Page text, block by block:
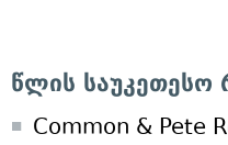
წლის საუკეთესო
Common & Pete